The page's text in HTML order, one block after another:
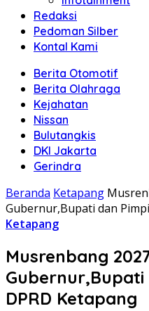
Redaksi
Pedoman Silber
Kontal Kami
Berita Otomotif
Berita Olahraga
Kejahatan
Nissan
Bulutangkis
DKI Jakarta
Gerindra
Beranda Ketapang
Gubernur,Bupati dan
Ketapang
Musrenbang
Gubernur,Bupati
DPRD Ketapang